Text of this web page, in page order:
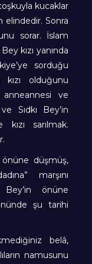
kucaklar
elindedir. Sonra
sorar. İslam
kızı yanında
sorduğu
kızı olduğunu
ve
Sıdkı Bey’in
sarılmak.
düşmüş,
marşını
Bey’in önüne
şu tarihi
belâ,
namusunu